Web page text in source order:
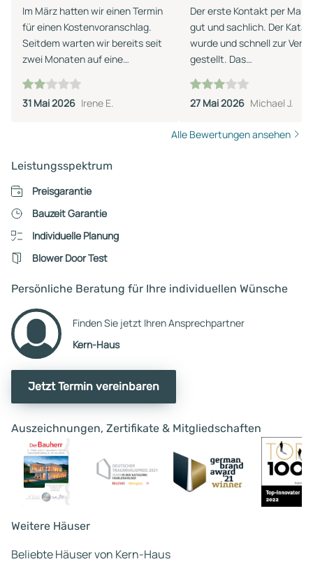
Im März hatten wir einen Termin
für einen Kostenvoranschlag.
Seitdem warten wir bereits seit
zwei Monaten auf eine
wurde uns ein Rückruf zugesagt,
der jedoch bis heute nicht
Schade, denn eine kurze Absage
oder Information hätten wir
31 Mai 2026 Irene E.
Der erste Kontakt per Mail
gut und sachlich. Der
wurde und schnell zur
gestellt. Das
Online Meeting statt, was
sehr entgegen kam.
einige Wiederspüche auf.
reduzieren. Im weiteren Verlauf
Fragestellung sehr
27 Mai 2026 Michael J.
Alle Bewertungen ansehen
Leistungsspektrum
Preisgarantie
Bauzeit Garantie
Individuelle Planung
Blower Door Test
Persönliche Beratung für Ihre individuellen Wünsche
Finden Sie jetzt Ihren Ansprechpartner
Kern-Haus
Jetzt Termin vereinbaren
Auszeichnungen, Zertifikate & Mitgliedschaften
Weitere Häuser
Beliebte Häuser von Kern-Haus